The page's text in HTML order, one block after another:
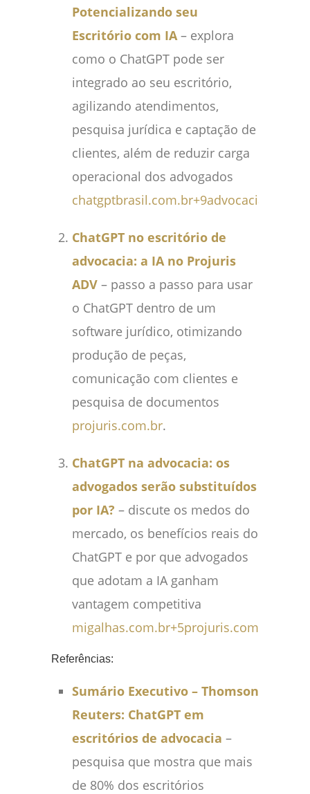
Potencializando seu
Escritório com IA– explora
como o ChatGPT pode ser
integrado ao seu escritório,
agilizando atendimentos,
pesquisa jurídica e captação de
clientes, além de reduzir carga
operacional dos advogados
chatgptbrasil.com.br+9
ChatGPT no escritório de
advocacia: a IA no Projuris
ADV – passo a passo para usar
o ChatGPT dentro de um
software jurídico, otimizando
produção de peças,
comunicação com clientes e
pesquisa de documentos
projuris.com.br.
ChatGPT na advocacia: os
advogados serão substituídos
por IA? – discute os medos do
mercado, os benefícios reais do
ChatGPT e por que advogados
que adotam a IA ganham
vantagem competitiva
migalhas.com.br+5projuris.com.br
Referências:
Sumário Executivo – Thomson
Reuters: ChatGPT em
escritórios de advocacia –
pesquisa que mostra que mais
de 80% dos escritórios